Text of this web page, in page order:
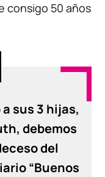
consigo 50 años
sus 3 hijas,
debemos
del
“Buenos